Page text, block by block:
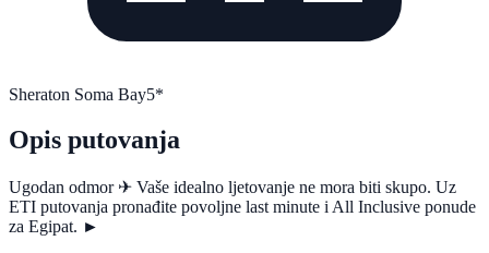
Sheraton Soma Bay5*
Opis putovanja
Ugodan odmor ✈ Vaše idealno ljetovanje ne mora biti skupo. Uz
ETI putovanja pronađite povoljne last minute i All Inclusive ponude
za Egipat. ►